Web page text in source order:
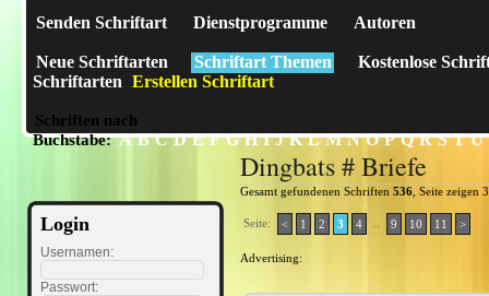
Senden Schriftart Dienstprogramme Autoren
Neue Schriftarten Schriftart Themen
Kostenlose
Schriftarten Erstellen Schriftart
Schriften nach
Buchstabe:A B C D E F G H I J K L M N O P Q R S T U
Login
Usernamen:
Passwort:
Dingbats # Briefe
Gesamt gefundenen Schriften 536 , Seite zeigen
Seite: < 1 2 3 4 9 10 11 >
Advertising: